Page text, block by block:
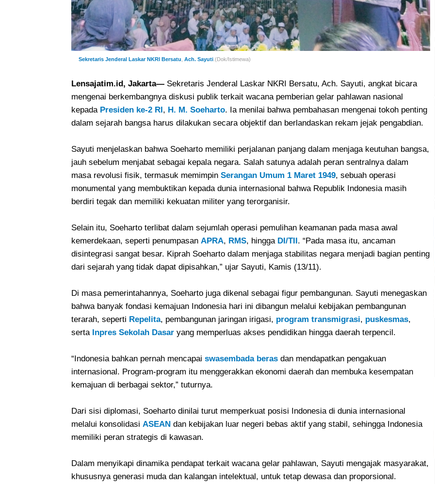
Sekretaris Jenderal Laskar NKRI Bersatu Ach. Sayuti .(Dok/Istimewa)
Lensajatim.id, Jakarta— Sekretaris Jenderal Laskar NKRI Bersatu, Ach. Sayuti, angkat bicara
mengenai berkembangnya diskusi publik terkait wacana pemberian gelar pahlawan nasional
kepada Presiden ke-2 RI, H. M. Soeharto. Ia menilai bahwa pembahasan mengenai tokoh penting
dalam sejarah bangsa harus dilakukan secara objektif dan berlandaskan rekam jejak pengabdian.
Sayuti menjelaskan bahwa Soeharto memiliki perjalanan panjang dalam menjaga keutuhan bangsa,
jauh sebelum menjabat sebagai kepala negara. Salah satunya adalah peran sentralnya dalam
masa revolusi fisik, termasuk memimpin Serangan Umum 1 Maret 1949, sebuah operasi
monumental yang membuktikan kepada dunia internasional bahwa Republik Indonesia masih
berdiri tegak dan memiliki kekuatan militer yang terorganisir.
Selain itu, Soeharto terlibat dalam sejumlah operasi pemulihan keamanan pada masa awal
kemerdekaan, seperti penumpasan APRA, RMS, hingga DI/TII. “Pada masa itu, ancaman
disintegrasi sangat besar. Kiprah Soeharto dalam menjaga stabilitas negara menjadi bagian penting
dari sejarah yang tidak dapat dipisahkan,” ujar Sayuti, Kamis (13/11).
Di masa pemerintahannya, Soeharto juga dikenal sebagai figur pembangunan. Sayuti menegaskan
bahwa banyak fondasi kemajuan Indonesia hari ini dibangun melalui kebijakan pembangunan
terarah, seperti Repelita, pembangunan jaringan irigasi, program transmigrasi, puskesmas,
serta Inpres Sekolah Dasar yang memperluas akses pendidikan hingga daerah terpencil.
“Indonesia bahkan pernah mencapai swasembada beras dan mendapatkan pengakuan
internasional. Program-program itu menggerakkan ekonomi daerah dan membuka kesempatan
kemajuan di berbagai sektor,” tuturnya.
Dari sisi diplomasi, Soeharto dinilai turut memperkuat posisi Indonesia di dunia internasional
melalui konsolidasi ASEAN dan kebijakan luar negeri bebas aktif yang stabil, sehingga Indonesia
memiliki peran strategis di kawasan.
Dalam menyikapi dinamika pendapat terkait wacana gelar pahlawan, Sayuti mengajak masyarakat,
khususnya generasi muda dan kalangan intelektual, untuk tetap dewasa dan proporsional.